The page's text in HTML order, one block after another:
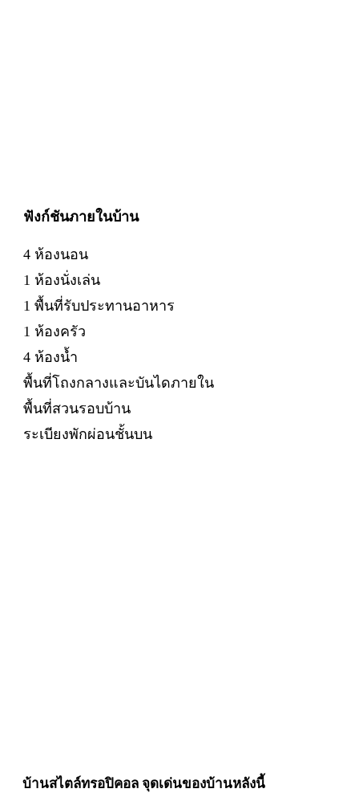
ฟังก์ชันภายในบ้าน
4 ห้องนอน
1 ห้องนั่งเล่น
1 พื้นที่รับประทานอาหาร
1 ห้องครัว
4 ห้องน้ำ
พื้นที่โถงกลางและบันไดภายใน
พื้นที่สวนรอบบ้าน
ระเบียงพักผ่อนชั้นบน
บ้านสไตล์ทรอปิคอล จุดเด่นของบ้านหลังนี้